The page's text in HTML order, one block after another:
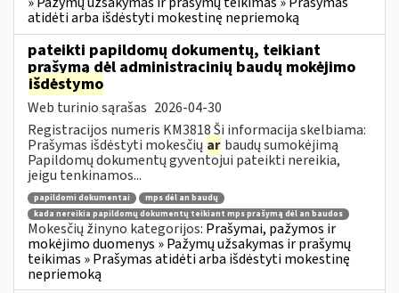
atidėti arba išdėstyti mokestinę nepriemoką
pateikti papildomų dokumentų, teikiant
prašymą dėl administracinių baudų mokėjimo
išdėstymo
Web turinio sąrašas 2026-04-30
Registracijos numeris KM3818 Ši informacija skelbiama:
Prašymas išdėstyti mokesčių ar baudų sumokėjimą
Papildomų dokumentų gyventojui pateikti nereikia,
jeigu tenkinamos...
papildomi dokumentai
mps dėl an baudų
kada nereikia papildomų dokumentų teikiant mps prašymą dėl an baudos
Mokesčių žinyno kategorijos: Prašymai, pažymos ir
mokėjimo duomenys » Pažymų užsakymas ir prašymų
teikimas » Prašymas atidėti arba išdėstyti mokestinę
nepriemoką